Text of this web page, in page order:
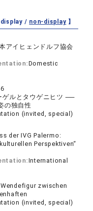
display / non-display】
アイヒェンドルフ協会
Domestic
ゲルとタウゲニヒツ ──
の独自性
(invited, special)
der IVG Palermo:
Perspektiven“
International
zwischen
(invited, special)